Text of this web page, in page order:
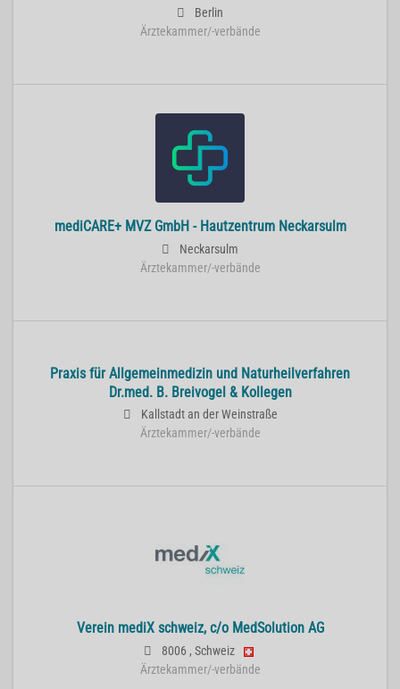
Berlin
Ärztekammer/-verbände
mediCARE+ MVZ GmbH - Hautzentrum Neckarsulm
Neckarsulm
Ärztekammer/-verbände
Praxis für Allgemeinmedizin und Naturheilverfahren
Dr.med. B. Breivogel & Kollegen
Kallstadt an der Weinstraße
Ärztekammer/-verbände
Verein mediX schweiz, c/o MedSolution AG
8006 , Schweiz
Ärztekammer/-verbände